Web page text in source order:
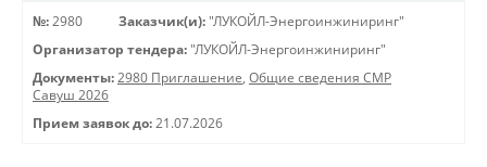
№: 2980 Заказчик(и): "ЛУКОЙЛ-Энергоинжиниринг"
Организатор тендера: "ЛУКОЙЛ-Энергоинжиниринг"
Документы: 2980 Приглашение, Общие сведения СМР
Савуш 2026
Прием заявок до: 21.07.2026